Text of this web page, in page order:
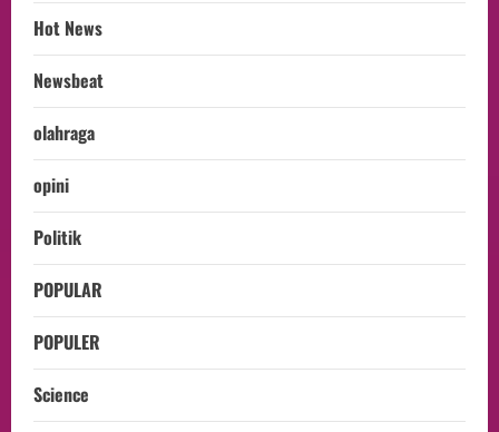
Hot News
Newsbeat
olahraga
opini
Politik
POPULAR
POPULER
Science